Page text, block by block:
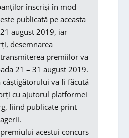
înscriși în mod
publicată pe aceasta
august 2019, iar
desemnarea
premiilor va
21 – 31 august 2019.
câștigătorului va fi făcută
cu ajutorul platformei
fiind publicate print
acestui concurs